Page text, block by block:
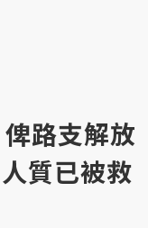
路支解放
質已被救